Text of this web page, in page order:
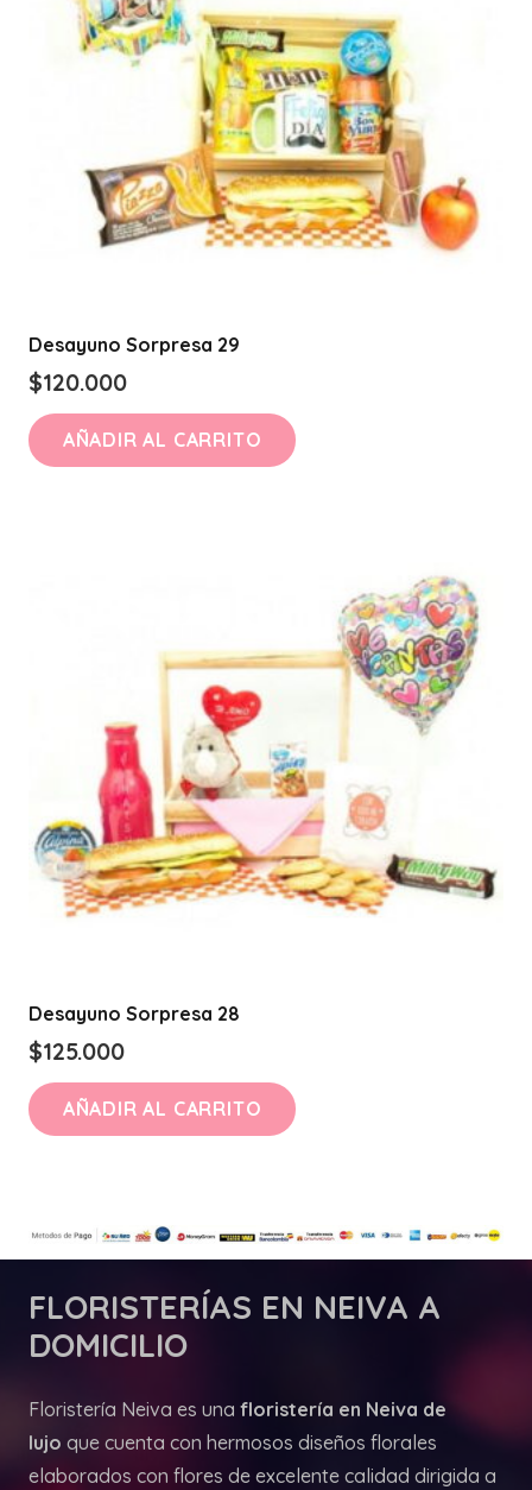
Desayuno Sorpresa 29
$120.000
AÑADIR AL CARRITO
Desayuno Sorpresa 28
$125.000
AÑADIR AL CARRITO
FLORISTERÍAS EN NEIVA A
DOMICILIO
Floristería Neiva es una floristería en Neiva de
lujo que cuenta con hermosos diseños florales
elaborados con flores de excelente calidad dirigida a